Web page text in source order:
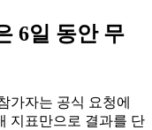
6일 동안 무
가자는 공식 요청에
지표만으로 결과를 단